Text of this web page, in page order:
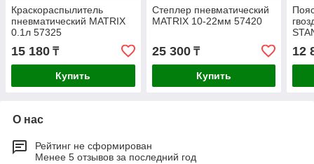
Краскораспылитель
пневматический MATRIX
0.1л 57325
15 180 ₸
Купить
Степлер пневматический
MATRIX 10-22мм 57420
25 300₸
Купить
12
О нас
Рейтинг не сформирован
Менее 5 отзывов за последний год